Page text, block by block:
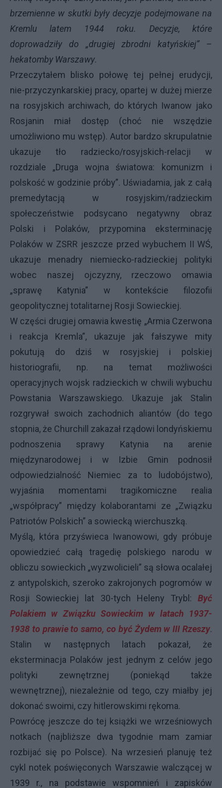
brzemienne w skutki były decyzje podejmowane na
Kremlu latem 1944 roku. Decyzje, które
doprowadziły do „drugiej zbrodni katyńskiej” –
hekatomby Warszawy.
Przeczytałem blisko połowę tej pełnej erudycji,
nie-przyczynkarskiej pracy, opartej w dużej mierze
na rosyjskich archiwach, do których Iwanow jako
Rosjanin miał dostęp (choć nie wszędzie
umożliwiono mu wstęp). Autor bardzo skrupulatnie
ukazuje tło radziecko/rosyjskich-relacji w
rozdziale „Druga wojna światowa: komunizm i
polskość w godzinie próby”. Uświadamia, jak z całą
premedytacją w rosyjskim/radzieckim
społeczeństwie podsycano negatywny obraz
Polski i Polaków, przypomina eksterminację
Polaków w ZSRR jeszcze przed wybuchem II WŚ,
ukazuje menadry niemiecko-radzieckiej polityki
wobec naszej ojczyzny, rzeczowo omawia
„sprawę Katynia” w kontekście filozofii
geopolitycznej totalitarnej Rosji Sowieckiej.
W części drugiej omawia kwestię „Armia Czerwona
i reakcja Kremla”, ukazuje jak fałszywe mity
pokutują do dziś w rosyjskiej i polskiej
historiografii, np. na temat możliwości
operacyjnych wojsk radzieckich w chwili wybuchu
Powstania Warszawskiego. Ukazuje jak Stalin
rozgrywał swoich zachodnich aliantów (do tego
stopnia, że Churchill zakazał rządowi londyńskiemu
podnoszenia sprawy Katynia na arenie
międzynarodowej i w Izbie Gmin podnosił
odpowiedzialność Niemiec za to ludobójstwo),
wyjaśnia momentami tragikomiczne realia
„współpracy” między kolaborantami ze „Związku
Patriotów Polskich” a sowiecką wierchuszką.
Myślą, która przyświeca Iwanowowi, gdy próbuje
opowiedzieć całą tragedię polskiego narodu w
obliczu sowieckich „wyzwolicieli” są słowa ocalałej
z antypolskich, szeroko zakrojonych pogromów w
Rosji Sowieckiej lat 30-tych Heleny Trybl: Być
Polakiem w Związku Sowieckim w latach 1937-
1938 to prawie to samo, co być Żydem w III Rzeszy.
Stalin w następnych latach pokazał, że
eksterminacja Polaków jest jednym z celów jego
polityki zewnętrznej (poniekąd także
wewnętrznej), niezależnie od tego, czy miałby jej
dokonać swoimi, czy hitlerowskimi rękoma.
Powrócę jeszcze do tej książki we wrześniowych
notkach (najbliższe dwa tygodnie mam zamiar
rozbijać się po Polsce). Na wrzesień planuję też
cykl notek poświęconych Warszawie walczącej w
1939 r., na podstawie wspomnień i zapisków